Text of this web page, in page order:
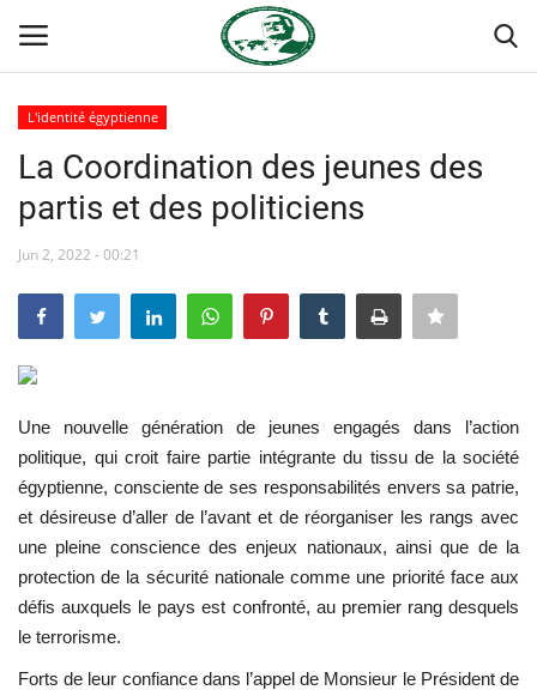
Accueil
Contact
Héritage de Gamal Abdel Nasser
L'Égypte
Les auspices
Mouvement de la jeunesse de
Nasser
L'identité égyptienne
La Coordination des jeunes des
partis et des politiciens
Jun 2, 2022 - 00:21
Une nouvelle génération de jeunes engagés dans l’action
politique, qui croit faire partie intégrante du tissu de la société
égyptienne, consciente de ses responsabilités envers sa patrie,
et désireuse d’aller de l’avant et de réorganiser les rangs avec
une pleine conscience des enjeux nationaux, ainsi que de la
protection de la sécurité nationale comme une priorité face aux
défis auxquels le pays est confronté, au premier rang desquels
le terrorisme.
Forts de leur confiance dans l’appel de Monsieur le Président de